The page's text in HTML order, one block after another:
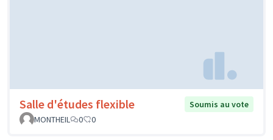
Salle d'études flexible
Soumis au vote
MONTHEIL
0 0